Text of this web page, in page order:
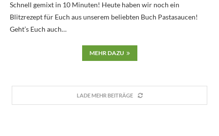
Schnell gemixt in 10 Minuten! Heute haben wir noch ein
Blitzrezept für Euch aus unserem beliebten Buch Pastasaucen!
Geht’s Euch auch…
MEHR DAZU
LADE MEHR BEITRÄGE